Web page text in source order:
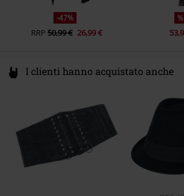
-47%
RRP 50,99 € 26,99 €
%
I clienti hanno acquistato anche